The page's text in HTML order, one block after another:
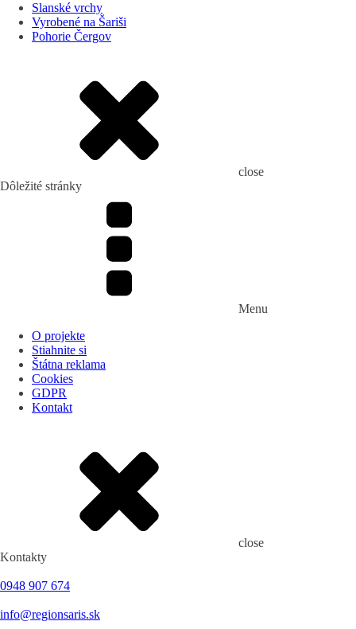
Slanské vrchy
Vyrobené na Šariši
Pohorie Čergov
close
Dôležité stránky
Menu
O projekte
Stiahnite si
Štátna reklama
Cookies
GDPR
Kontakt
close
Kontakty
0948 907 674
info@regionsaris.sk